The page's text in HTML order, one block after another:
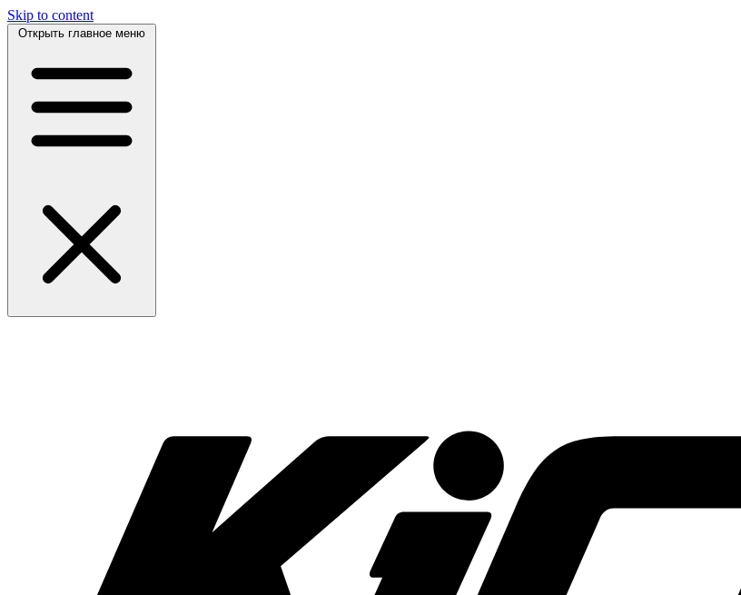
Skip to content
Открыть главное меню